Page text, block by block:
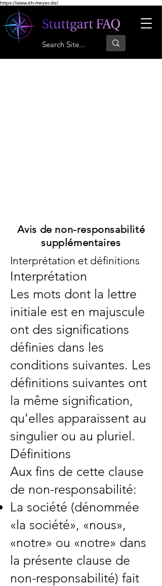
https://www.eh-meyer.de/
Avis de non-responsabilité
supplémentaires
Interprétation et définitions
Interprétation
Les mots dont la lettre
initiale est en majuscule
ont des significations
définies dans les
conditions suivantes. Les
définitions suivantes ont
la même signification,
qu’elles apparaissent au
singulier ou au pluriel.
Définitions
Aux fins de cette clause
de non-responsabilité:
La société (dénommée
«la société», «nous»,
«notre» ou «notre» dans
la présente clause de
non-responsabilité) fait